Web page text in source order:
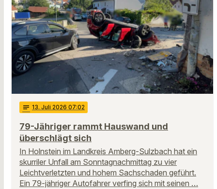
notes 13. Juli 2026 07:02
79-Jähriger rammt Hauswand und
überschlägt sich
In Holnstein im Landkreis Amberg-Sulzbach hat ein
skurriler Unfall am Sonntagnachmittag zu vier
Leichtverletzten und hohem Sachschaden geführt.
Ein 79-jähriger Autofahrer verfing sich mit seinen …